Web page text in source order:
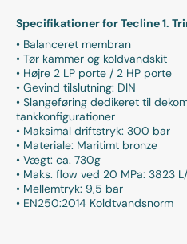
Specifikationer for Tecline 1.
• Balanceret membran
• Tør kammer og koldvandskit
• Højre 2 LP porte / 2 HP porte
• Gevind tilslutning: DIN
• Slangeføring dedikeret til
tankkonfigurationer
• Maksimal driftstryk: 300 bar
• Materiale: Maritimt bronze
• Vægt: ca. 730g
• Maks. flow ved 20 MPa: 3823
• Mellemtryk: 9,5 bar
• EN250:2014 Koldtvandsnorm